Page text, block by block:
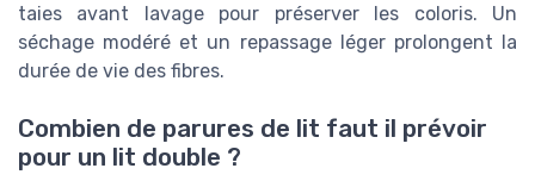
taies avant lavage pour préserver les coloris. Un
séchage modéré et un repassage léger prolongent la
durée de vie des fibres.
Combien de parures de lit faut il prévoir
pour un lit double ?